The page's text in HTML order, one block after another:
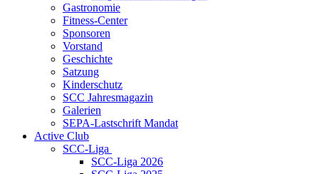
Gastronomie
Fitness-Center
Sponsoren
Vorstand
Geschichte
Satzung
Kinderschutz
SCC Jahresmagazin
Galerien
SEPA-Lastschrift Mandat
Active Club
SCC-Liga
SCC-Liga 2026